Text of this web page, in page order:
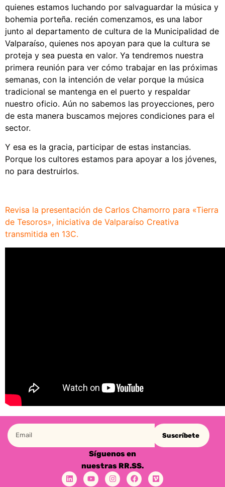
quienes estamos luchando por salvaguardar la música y
bohemia porteña. recién comenzamos, es una labor
junto al departamento de cultura de la Municipalidad de
Valparaíso, quienes nos apoyan para que la cultura se
proteja y sea puesta en valor. Ya tendremos nuestra
primera reunión para ver cómo trabajar en las próximas
semanas, con la intención de velar porque la música
tradicional se mantenga en el puerto y respaldar
nuestro oficio. Aún no sabemos las proyecciones, pero
de esta manera buscamos mejores condiciones para el
sector.
Y esa es la gracia, participar de estas instancias.
Porque los cultores estamos para apoyar a los jóvenes,
no para destruirlos.
Revisa la presentación de Carlos Chamorro para «Tierra
de Tesoros», iniciativa de Valparaíso Creativa
transmitida en 13C.
Suscríbete
Síguenos en
nuestras RR.SS.